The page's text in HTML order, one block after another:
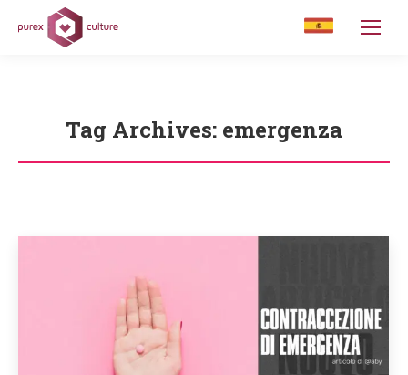
Tag Archives: emergenza
You are here: